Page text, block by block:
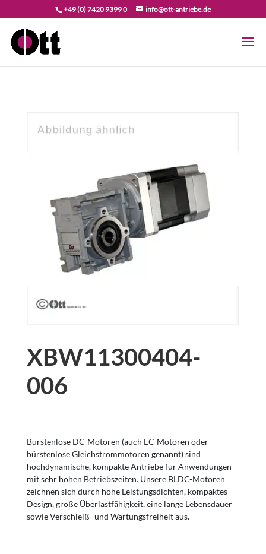
+49 (0) 7420 9399 0 info@ott-antriebe.de
XBW11300404-
006
Bürstenlose DC-Motoren (auch EC-Motoren oder
bürstenlose Gleichstrommotoren genannt) sind
hochdynamische, kompakte Antriebe für Anwendungen
mit sehr hohen Betriebszeiten. Unsere BLDC-Motoren
zeichnen sich durch hohe Leistungsdichten, kompaktes
Design, große Überlastfähigkeit, eine lange Lebensdauer
sowie Verschleiß- und Wartungsfreiheit aus.